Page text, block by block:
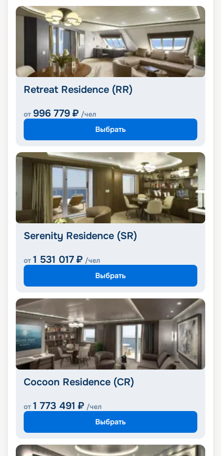
Retreat Residence (RR)
от 996 779 ₽ /чел
Выбрать
Serenity Residence (SR)
от 1 531 017 ₽ /чел
Выбрать
Cocoon Residence (CR)
от 1 773 491 ₽ /чел
Выбрать